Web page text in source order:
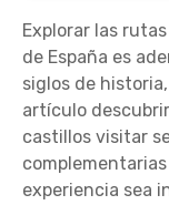
Explorar las
de España es
siglos de
artículo
castillos visitar
experiencia sea